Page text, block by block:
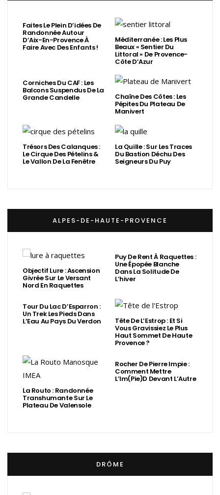
Faites Le Plein D’idées De
Randonnée Autour
D’Aix-En-Provence À
Faire Avec Des Enfants !
Méditerranée : Les Plus
Beaux « Sentier Du
Littoral » De Provence-
Côte D’Azur
Corniches Du CAF : Les
Balcons Suspendus De La
Grande Candelle Chaîne Des Côtes : Les
Pépites Du Plateau De
Manivert
Trésors Des Calanques :
Le Cirque Des Pételins &
Le Vallon De La Fenêtre
La Quille : Sur Les Traces
Du Bastion Déchu Des
Seigneurs Du Puy
ALPES-DE-HAUTE-PROVENCE
Objectif Lure : Ascension
Givrée Sur Le Versant
Nord En Raquettes
Puy De Rent À Raquettes :
Une Épopée Blanche
Dans La Solitude De
L’hiver
Tour Du Lac D’Esparron :
Un Trek Les Pieds Dans
L’Eau Au Pays Du Verdon Tête De L’Estrop : Et Si
Vous Gravissiez Le Plus
Haut Sommet De Haute
Provence ?
La Routo : Randonnée
Transhumante Sur Le
Plateau De Valensole
Rocher De Pierre Impie :
Comment Mettre
L’Im(Pie)d Devant L’Autre
DRÔME